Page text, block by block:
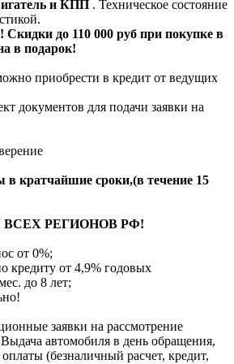
и КПП . Техническое состояние
Скидки до 110 000 руб при покупке в
в подарок!
приобрести в кредит от ведущих
документов для подачи заявки на
в кратчайшие сроки,(в течение 15
РЕГИОНОВ РФ!
от 0%;
кредиту от 4,9% годовых
до 8 лет;
заявки на рассмотрение
автомобиля в день обращения,
(безналичный расчет, кредит,